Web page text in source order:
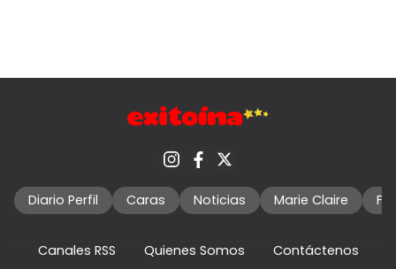
Diario Perfil Caras Noticias Marie Claire
Canales RSS Quienes Somos
Contáctenos